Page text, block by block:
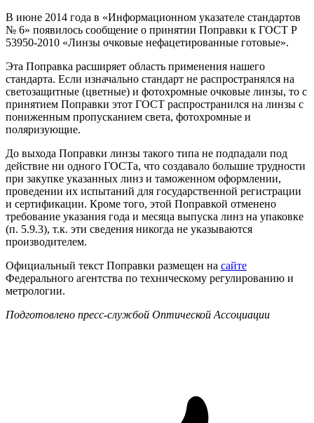
В июне 2014 года в «Информационном указателе стандартов
№ 6» появилось сообщение о принятии Поправки к ГОСТ Р
53950-2010 «Линзы очковые нефацетированные готовые».
Эта Поправка расширяет область применения нашего
стандарта. Если изначально стандарт не распространялся на
светозащитные (цветные) и фотохромные очковые линзы, то с
принятием Поправки этот ГОСТ распространился на линзы с
пониженным пропусканием света, фотохромные и
поляризующие.
До выхода Поправки линзы такого типа не подпадали под
действие ни одного ГОСТа, что создавало большие трудности
при закупке указанных линз и таможенном оформлении,
проведении их испытаний для государственной регистрации
и сертификации. Кроме того, этой Поправкой отменено
требование указания года и месяца выпуска линз на упаковке
(п. 5.9.3), т.к. эти сведения никогда не указываются
производителем.
Официальный текст Поправки размещен на сайте
Федерального агентства по техническому регулированию и
метрологии.
Подготовлено пресс-службой Оптической Ассоциации